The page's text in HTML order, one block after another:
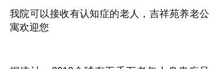
我院可以接收有认知症的老人，吉祥苑养老公
寓欢迎您